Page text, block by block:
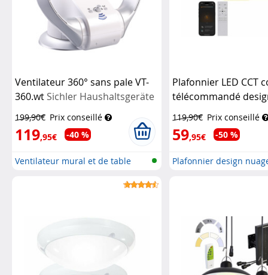
Ventilateur 360° sans pale VT-
360.wt Sichler Haushaltsgeräte
199,90€ Prix conseillé
119,95€ -40 %
Ventilateur mural et de table
Plafonnier LED CCT
télécommandé
Luminea Home
119,90€ Prix conseillé
59,95€ -50 %
Plafonnier design